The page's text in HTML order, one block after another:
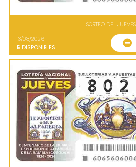
SORTEO DEL JUEVES
13/08/2026
5 DISPONIBLES